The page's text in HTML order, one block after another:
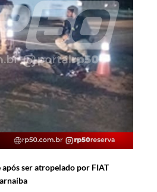
ser atropelado por FIAT